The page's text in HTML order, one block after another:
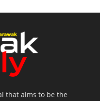
that aims to be the